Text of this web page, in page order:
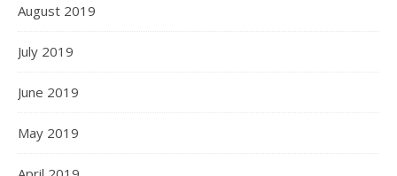
August 2019
July 2019
June 2019
May 2019